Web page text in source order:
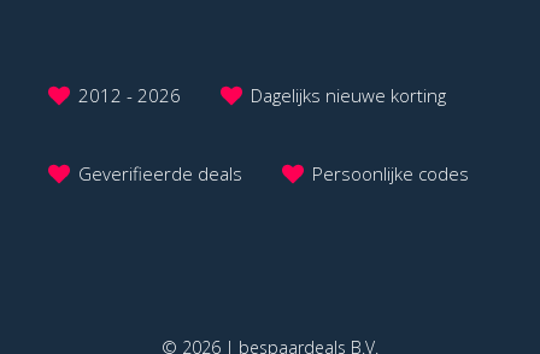
2012 - 2026 Dagelijks nieuwe korting
Geverifieerde deals Persoonlijke codes
© 2026 | bespaardeals B.V.